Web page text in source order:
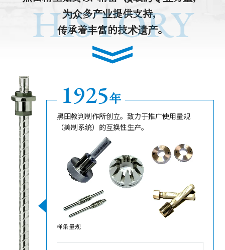
HISTORY
为众多产业提供支持，
传承着丰富的技术遗产。
1925年
黑田教判制作所创立。致力于推广使用量规
（美制系统）的互换性生产。
样条量规